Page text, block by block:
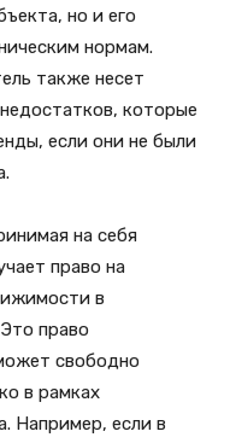
но и его
нормам.
также несет
которые
если они не были
на себя
право на
в
право
свободно
в рамках
Например, если в